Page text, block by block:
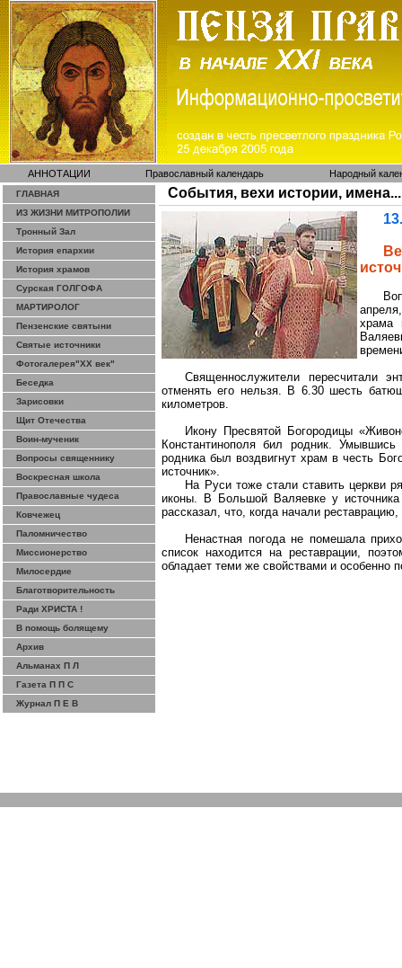
АННОТАЦИИ Православный календарь Народный
ГЛАВНАЯ
ИЗ ЖИЗНИ МИТРОПОЛИИ
Тронный Зал
История епархии
История храмов
Сурская ГОЛГОФА
МАРТИРОЛОГ
Пензенские святыни
Святые источники
Фотогалерея"ХХ век"
Беседка
Зарисовки
Щит Отечества
Воин-мученик
Вопросы священнику
Воскресная школа
Православные чудеса
Ковчежец
Паломничество
Миссионерство
Милосердие
Благотворительность
Ради ХРИСТА !
В помощь болящему
Архив
Альманах П Л
Газета П П С
Журнал П Е В
События, вехи истории, имена...
Священнослужители пересчитали
отменять его нельзя. В 6.30 шесть
километров.
Икону Пресвятой Богородицы «
Константинополя бил родник.
родникабыл воздвигнут храм в честь
источник».
На Руси тоже стали ставить церкви
иконы. В Большой Валяевке у
рассказал, что, когда начали
Ненастная погода не помешала
список находится на реставрации,
обладает теми же свойствами и